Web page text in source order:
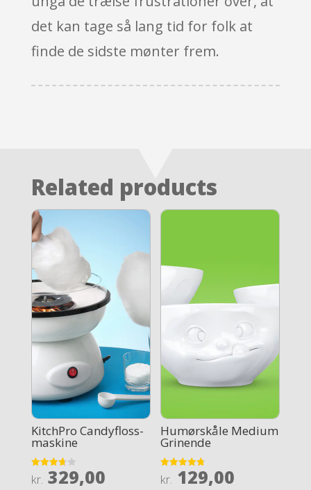
det kan tage så lang tid for folk at
finde de sidste mønter frem.
Related products
KitchPro Candyfloss-
maskine
Rated
3.7
kr. 329,00
Humørskåle Medium
Grinende
Rated
4.8
kr. 129,00